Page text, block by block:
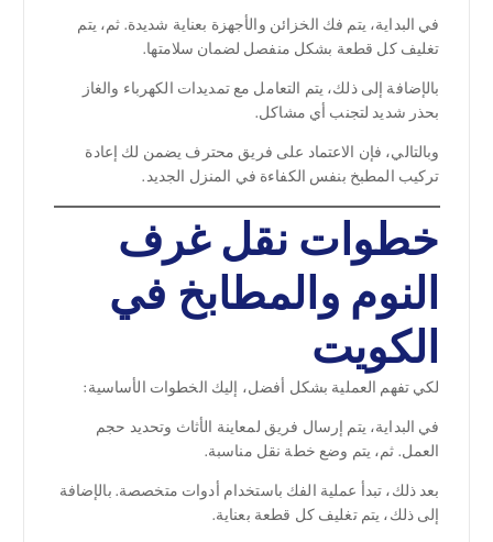
في البداية، يتم فك الخزائن والأجهزة بعناية شديدة. ثم، يتم
تغليف كل قطعة بشكل منفصل لضمان سلامتها.
بالإضافة إلى ذلك، يتم التعامل مع تمديدات الكهرباء والغاز
بحذر شديد لتجنب أي مشاكل.
وبالتالي، فإن الاعتماد على فريق محترف يضمن لك إعادة
تركيب المطبخ بنفس الكفاءة في المنزل الجديد.
خطوات نقل غرف
النوم والمطابخ في
الكويت
لكي تفهم العملية بشكل أفضل، إليك الخطوات الأساسية:
في البداية، يتم إرسال فريق لمعاينة الأثاث وتحديد حجم
العمل. ثم، يتم وضع خطة نقل مناسبة.
بعد ذلك، تبدأ عملية الفك باستخدام أدوات متخصصة. بالإضافة
إلى ذلك، يتم تغليف كل قطعة بعناية.